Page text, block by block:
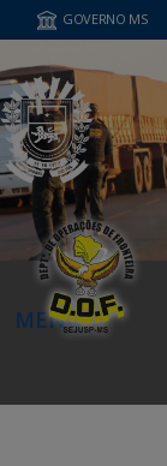
GOVERNO MS
MENU